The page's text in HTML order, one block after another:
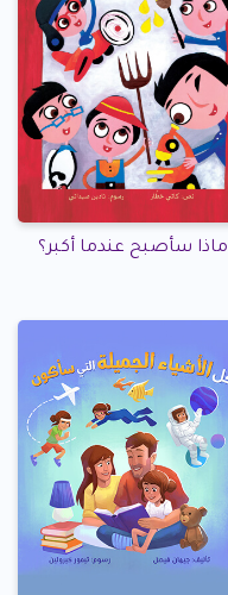
ماذا سأصبح عندما أكبر؟